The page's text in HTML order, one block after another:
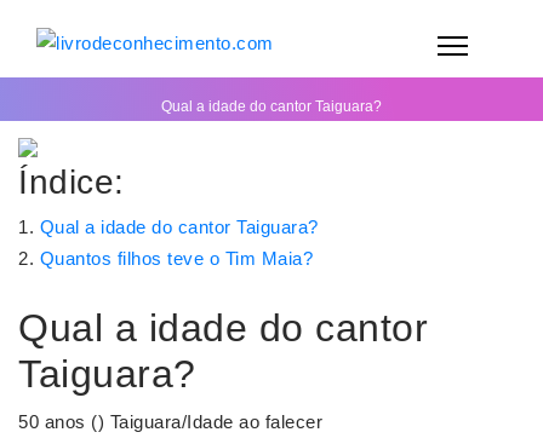
Qual a idade do cantor Taiguara?
Índice:
Qual a idade do cantor Taiguara?
Quantos filhos teve o Tim Maia?
Qual a idade do cantor
Taiguara?
50 anos () Taiguara/Idade ao falecer